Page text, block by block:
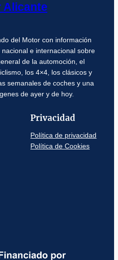
Alicante
del Motor con información
e internacional sobre
de la automoción, el
los 4×4, los clásicos y
semanales de coches y una
de ayer y de hoy.
Privacidad
Política de privacidad
Política de Cookies